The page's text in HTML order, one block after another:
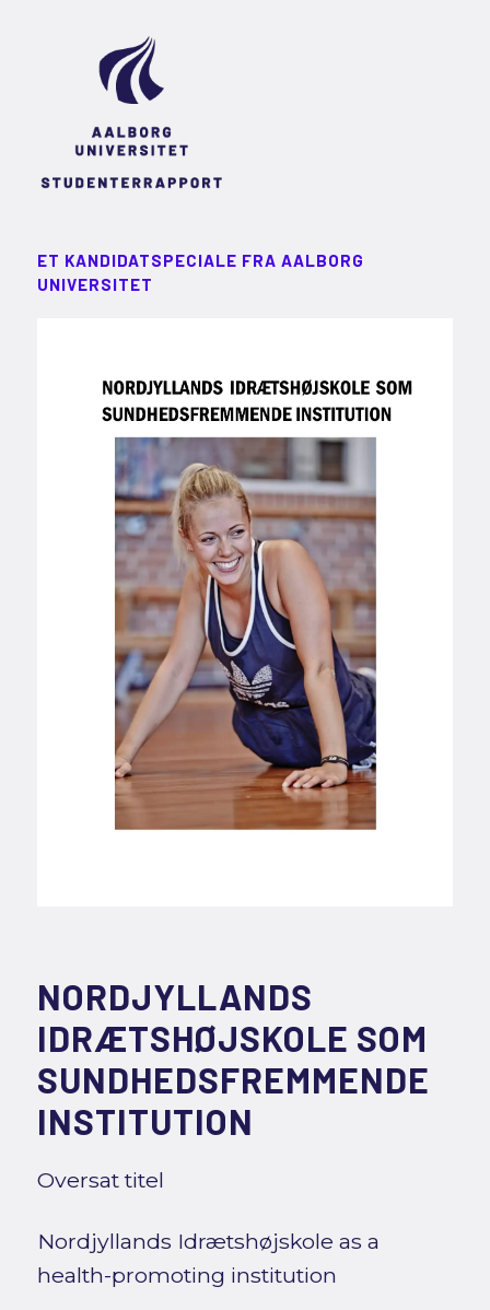
ET KANDIDATSPECIALE FRA AALBORG
UNIVERSITET
NORDJYLLANDS
IDRÆTSHØJSKOLE SOM
SUNDHEDSFREMMENDE
INSTITUTION
Oversat titel
Nordjyllands Idrætshøjskole as a
health-promoting institution